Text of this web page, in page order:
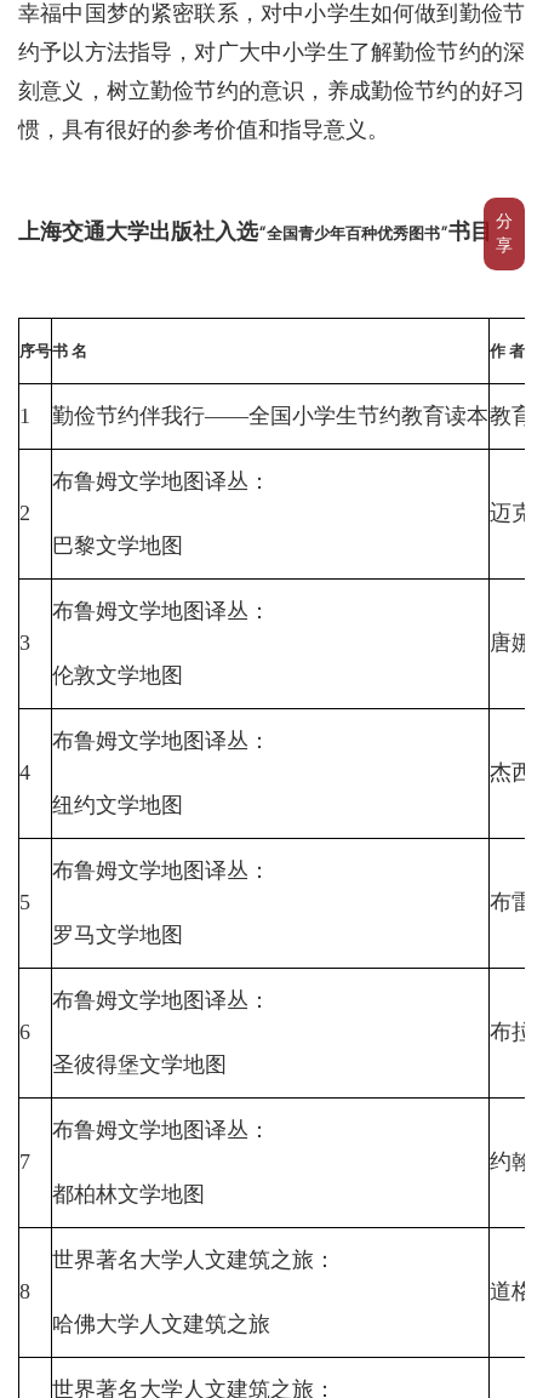
分
享
幸福中国梦的紧密联系，对中小学生如何做到勤俭节
约予以方法指导，对广大中小学生了解勤俭节约的深
刻意义，树立勤俭节约的意识，养成勤俭节约的好习
惯，具有很好的参考价值和指导意义。
上海交通大学出版社入选“全国青少年百种优秀图书”书目
序号书 名 作 者
1 勤俭节约伴我行——全国小学生节约教育读本教育
2
布鲁姆文学地图译丛：
迈克
巴黎文学地图
3
布鲁姆文学地图译丛：
唐娜
伦敦文学地图
4
布鲁姆文学地图译丛：
杰西
纽约文学地图
5
布鲁姆文学地图译丛：
布雷
罗马文学地图
6
布鲁姆文学地图译丛：
布拉
圣彼得堡文学地图
7
布鲁姆文学地图译丛：
约翰
都柏林文学地图
8
世界著名大学人文建筑之旅：
道格
哈佛大学人文建筑之旅
世界著名大学人文建筑之旅：